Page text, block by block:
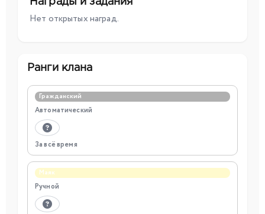
Нет открытых наград.
Ранги клана
Гражданский
Автоматический
За всё время
Маяк
Ручной